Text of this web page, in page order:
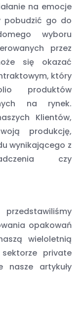
na emocje
pobudzić go do
wyboru
przez
się okazać
który
produktów
na rynek.
Klientów,
produkcję,
wynikającego z
czy
opakowań
wieloletnią
private
nasze artykuły